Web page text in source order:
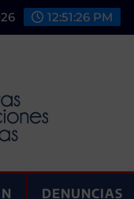
12:51:27 PM
DENUNCIAS